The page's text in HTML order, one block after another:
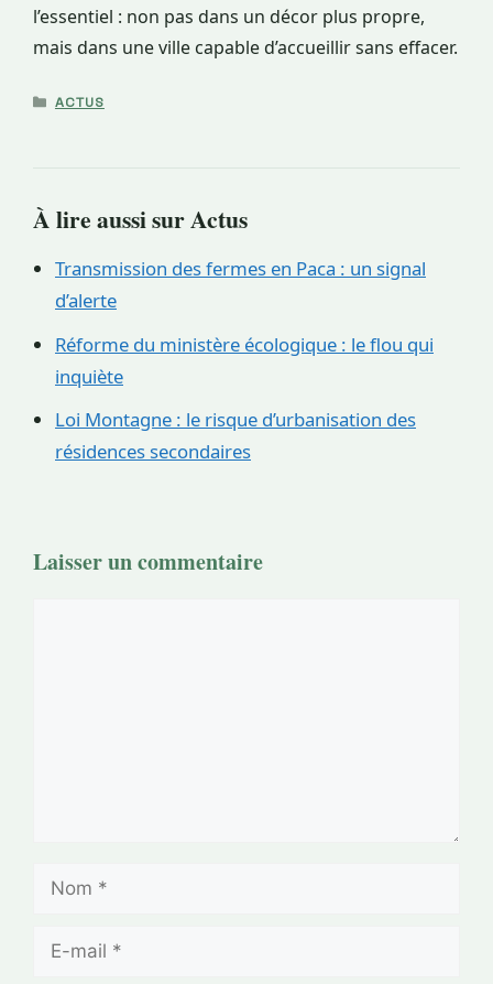
l’essentiel : non pas dans un décor plus propre,
mais dans une ville capable d’accueillir sans effacer.
CATÉGORIES
ACTUS
À lire aussi sur Actus
Transmission des fermes en Paca : un signal
d’alerte
Réforme du ministère écologique : le flou qui
inquiète
Loi Montagne : le risque d’urbanisation des
résidences secondaires
Laisser un commentaire
Nom